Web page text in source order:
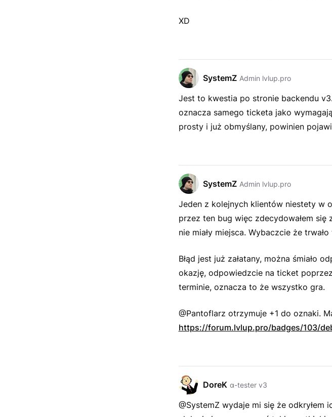
XD
SystemZ Admin lvlup.pro
Jest to kwestia po stronie backendu
oznacza samego ticketa jako
prosty i już obmyślany, powinien
SystemZ Admin lvlup.pro
Jeden z kolejnych klientów niestety w
przez ten bug więc zdecydowałem
nie miały miejsca. Wybaczcie że
Błąd jest już załatany, można śmiało
okazję, odpowiedzcie na ticket
terminie, oznacza to że wszystko gra.
@Pantoflarz otrzymuje +1 do oznaki.
https://forum.lvlup.pro/badges/103/
DoreK α-tester v3
@SystemZ wydaje mi się że odkryłem